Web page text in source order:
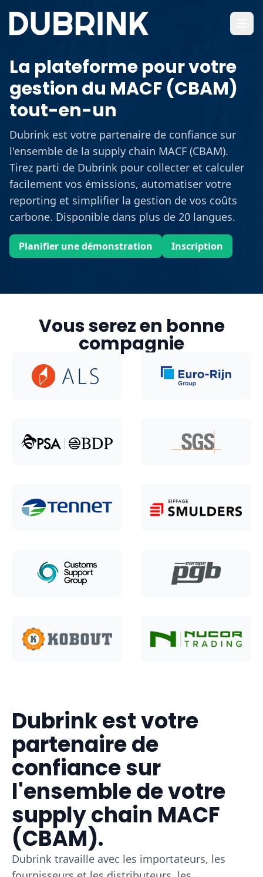
La plateforme pour votre
gestion du MACF (CBAM)
tout-en-un
Dubrink est votre partenaire de confiance sur
l'ensemble de la supply chain MACF (CBAM).
Tirez parti de Dubrink pour collecter et calculer
facilement vos émissions, automatiser votre
reporting et simplifier la gestion de vos coûts
carbone. Disponible dans plus de 20 langues.
Planifier une démonstration Inscription
Vous serez en bonne
compagnie
Dubrink est votre
partenaire de
confiance sur
l'ensemble de votre
supply chain MACF
(CBAM).
Dubrink travaille avec les importateurs, les